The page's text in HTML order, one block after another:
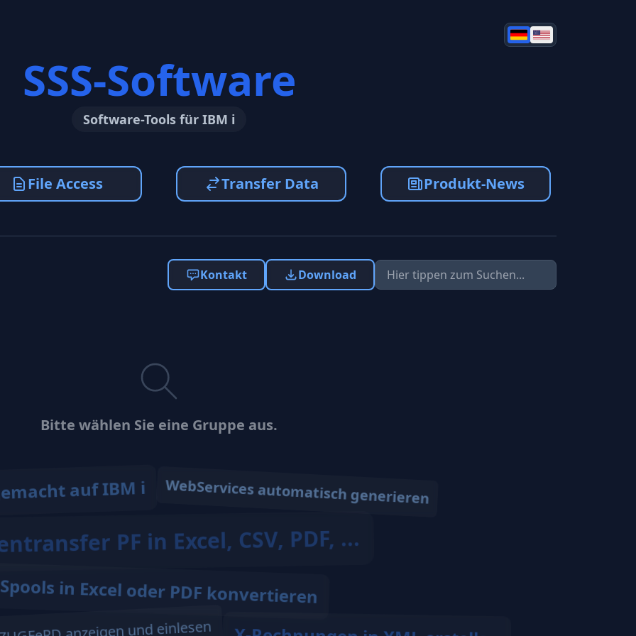
SSS-Software
Software-Tools für IBM i
File Access Transfer Data Produkt-News
Kontakt Download
Bitte wählen Sie eine Gruppe aus.
auf IBM i WebServices automatisch generieren
PF in Excel, CSV, PDF, ...
Spools in Excel oder PDF konvertieren